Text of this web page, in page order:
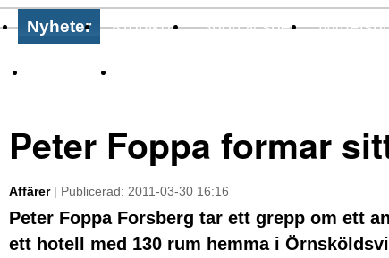
Nyheter Krönikor Sport & spel
Peter Foppa formar
Affärer| Publicerad: 2011-03-30 16:16
Peter Foppa Forsberg tar ett grepp om ett
ett hotell med 130 rum hemma i